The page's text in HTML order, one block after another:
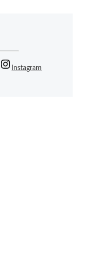
Instagram